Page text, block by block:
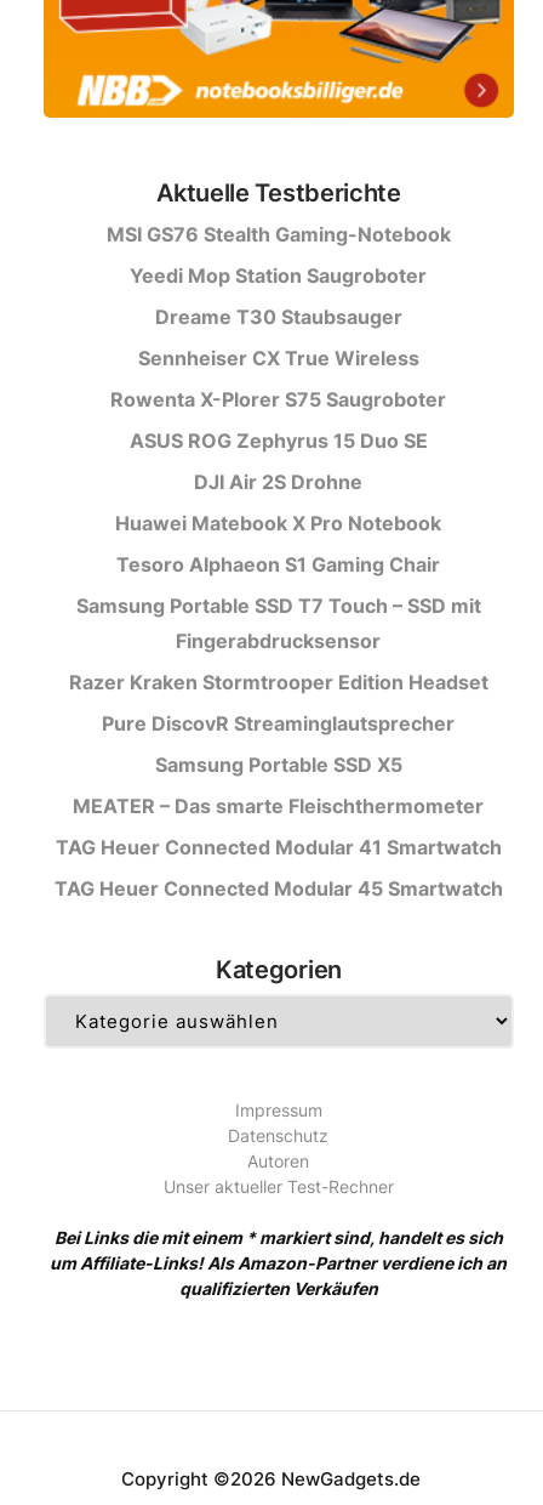
Aktuelle Testberichte
MSI GS76 Stealth Gaming-Notebook
Yeedi Mop Station Saugroboter
Dreame T30 Staubsauger
Sennheiser CX True Wireless
Rowenta X-Plorer S75 Saugroboter
ASUS ROG Zephyrus 15 Duo SE
DJI Air 2S Drohne
Huawei Matebook X Pro Notebook
Tesoro Alphaeon S1 Gaming Chair
Samsung Portable SSD T7 Touch – SSD mit
Fingerabdrucksensor
Razer Kraken Stormtrooper Edition Headset
Pure DiscovR Streaminglautsprecher
Samsung Portable SSD X5
MEATER – Das smarte Fleischthermometer
TAG Heuer Connected Modular 41 Smartwatch
TAG Heuer Connected Modular 45 Smartwatch
Kategorien
Impressum
Datenschutz
Autoren
Unser aktueller Test-Rechner
Bei Links die mit einem * markiert sind, handelt es sich
um Affiliate-Links! Als Amazon-Partner verdiene ich an
qualifizierten Verkäufen
Copyright ©2026 NewGadgets.de